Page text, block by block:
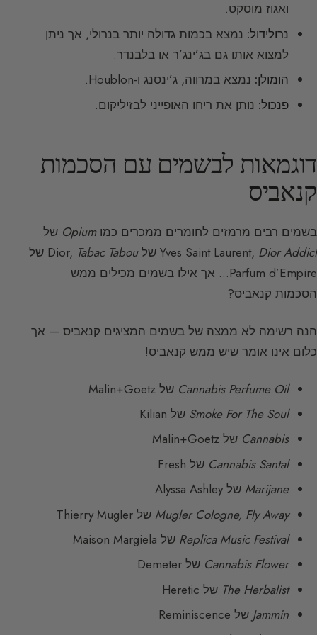
ואגוז מוסקט.
נרולידול: נמצא בכמות גדולה יותר בנרולי, אך ניתן
למצוא אותו גם בג’ינג’ר או בלבנדר.
הומולן: נמצא במרווה, ג’ינסנג ו-Houblon.
פנכול: נותן את ריחו האופייני לבזיליקום.
דוגמאות לבשמים עם הסכמות
קנאביס
בשמים רבים מרמזים לחומרים ממכרים כמוOpium של
Yves Saint Laurent, Dior Addict של Dior,Tabac Tabou
של
Parfum d’Empire… אך אילו בשמים מכילים ממש
הסכמות קנאביס?
הנה רשימה לא ממצה של בשמים המציגים קנאביס — אך
כלום אינו אומר שיש ממש קנאביס!
Cannabis Perfume Oil של Malin+Goetz
Smoke For The Soul של Kilian
Cannabis של Malin+Goetz
Cannabis Santal של Fresh
Marijane של Alyssa Ashley
Mugler Cologne, Fly Away של Thierry Mugler
Replica Music Festival של Maison Margiela
Cannabis Flower של Demeter
The Herbalist של Heretic
Jammin של Reminiscence